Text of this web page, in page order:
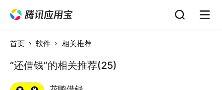
首页 软件 相关推荐
“还借钱”的相关推荐(25)